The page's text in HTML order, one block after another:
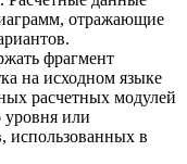
отражающие
фрагмент
на исходном языке
расчетных модулей
уровня или
использованных в